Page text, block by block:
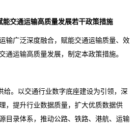
能交通运输高质量发展若干政策措施
输广泛深度融合，赋能交通运输质量、效
通运输高质量发展，制定本政策措施。
给。以交通行业数字底座建设为引领，深
，提升行业数据质量，扩大优质数据供
目录体系，推动公路、铁路、港航、运输